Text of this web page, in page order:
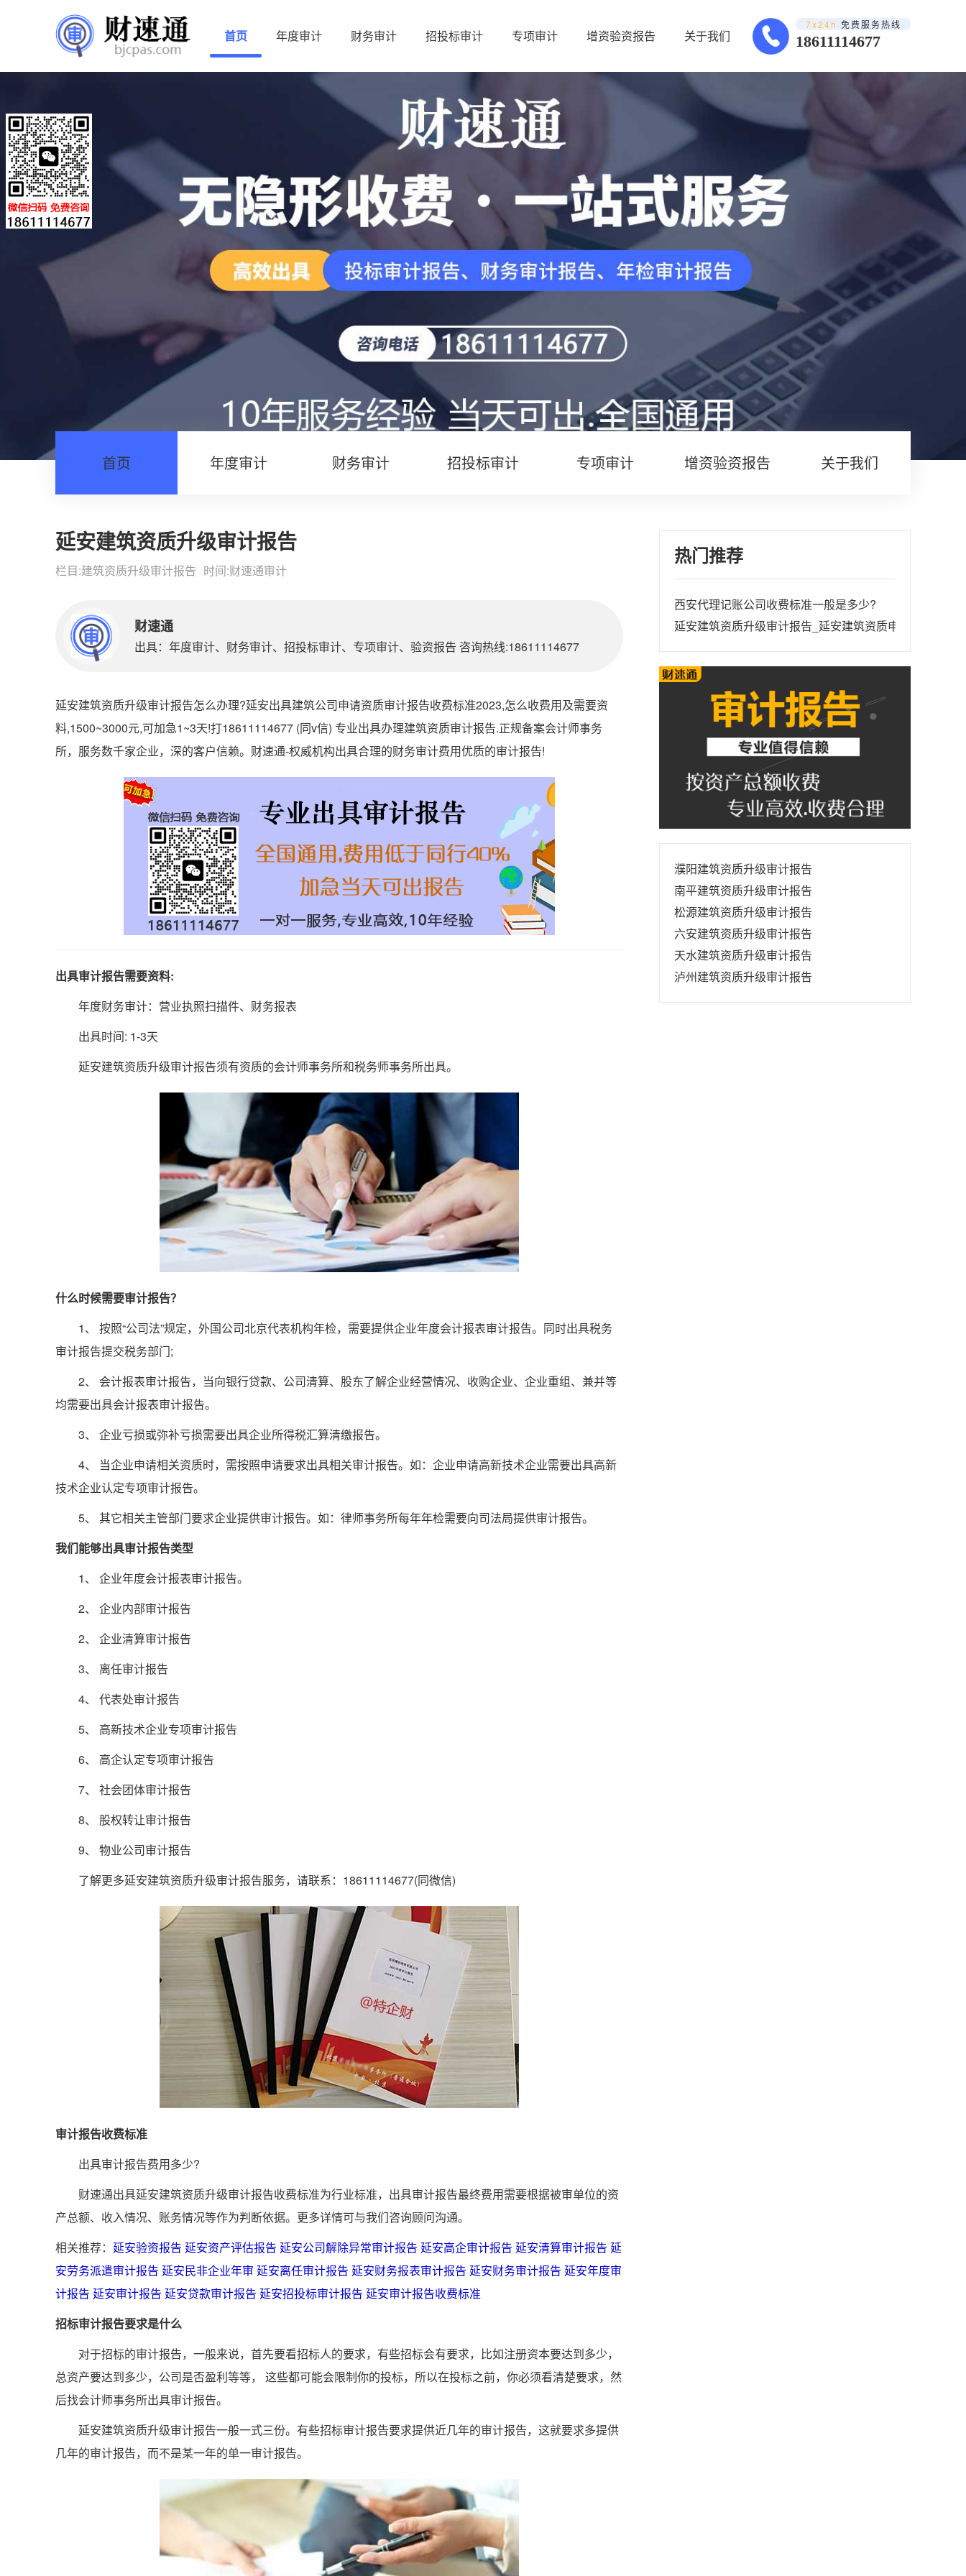
首页 年度审计 财务审计 招投标审计 专项审计 增资验资报告 关于我们
7x24h·免费服务热线
18611114677
首页 年度审计 财务审计 招投标审计 专项审计 增资验资报告 关于我们
延安建筑资质升级审计报告
栏目:建筑资质升级审计报告 时间:财速通审计
财速通
出具：年度审计、财务审计、招投标审计、专项审计、验资报告 咨询热线:18611114677
延安建筑资质升级审计报告怎么办理?延安出具建筑公司申请资质审计报告收费标准2023,怎么收费用及需要资
料,1500~3000元,可加急1~3天!打18611114677 (同v信) 专业出具办理建筑资质审计报告.正规备案会计师事务
所，服务数千家企业，深的客户信赖。财速通-权威机构出具合理的财务审计费用优质的审计报告!
出具审计报告需要资料:
年度财务审计：营业执照扫描件、财务报表
出具时间: 1-3天
延安建筑资质升级审计报告须有资质的会计师事务所和税务师事务所出具。
什么时候需要审计报告？
1、 按照“公司法”规定，外国公司北京代表机构年检，需要提供企业年度会计报表审计报告。同时出具税务
审计报告提交税务部门;
2、 会计报表审计报告，当向银行贷款、公司清算、股东了解企业经营情况、收购企业、企业重组、兼并等
均需要出具会计报表审计报告。
3、 企业亏损或弥补亏损需要出具企业所得税汇算清缴报告。
4、 当企业申请相关资质时，需按照申请要求出具相关审计报告。如：企业申请高新技术企业需要出具高新
技术企业认定专项审计报告。
5、 其它相关主管部门要求企业提供审计报告。如：律师事务所每年年检需要向司法局提供审计报告。
我们能够出具审计报告类型
1、 企业年度会计报表审计报告。
2、 企业内部审计报告
2、 企业清算审计报告
3、 离任审计报告
4、 代表处审计报告
5、 高新技术企业专项审计报告
6、 高企认定专项审计报告
7、 社会团体审计报告
8、 股权转让审计报告
9、 物业公司审计报告
了解更多延安建筑资质升级审计报告服务，请联系：18611114677(同微信)
审计报告收费标准
出具审计报告费用多少?
财速通出具延安建筑资质升级审计报告收费标准为行业标准，出具审计报告最终费用需要根据被审单位的资
产总额、收入情况、账务情况等作为判断依据。更多详情可与我们咨询顾问沟通。
相关推荐： 延安验资报告 延安资产评估报告 延安公司解除异常审计报告 延安高企审计报告 延安清算审计报告 延
安劳务派遣审计报告 延安民非企业年审 延安离任审计报告 延安财务报表审计报告 延安财务审计报告 延安年度审
计报告 延安审计报告 延安贷款审计报告 延安招投标审计报告 延安审计报告收费标准
招标审计报告要求是什么
对于招标的审计报告，一般来说，首先要看招标人的要求，有些招标会有要求，比如注册资本要达到多少，
总资产要达到多少，公司是否盈利等等， 这些都可能会限制你的投标，所以在投标之前，你必须看清楚要求，然
后找会计师事务所出具审计报告。
延安建筑资质升级审计报告一般一式三份。有些招标审计报告要求提供近几年的审计报告，这就要求多提供
几年的审计报告，而不是某一年的单一审计报告。
热门推荐
西安代理记账公司收费标准一般是多少?
延安建筑资质升级审计报告_延安建筑资质申请审计报告
濮阳建筑资质升级审计报告
南平建筑资质升级审计报告
松源建筑资质升级审计报告
六安建筑资质升级审计报告
天水建筑资质升级审计报告
泸州建筑资质升级审计报告